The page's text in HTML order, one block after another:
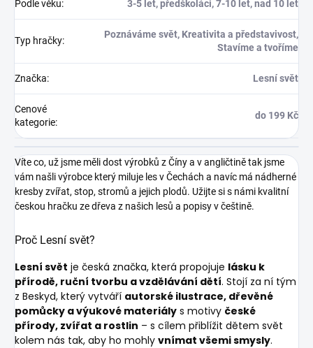
Podle věku: 3-5 let, předškoláci, 7-10 let, nad 10 let
Typ hračky:
Poznáváme svět, Kreativita a představivost,
Stavíme a tvoříme
Značka: Lesní svět
Cenové
kategorie:
do 199 Kč
Víte co, už jsme měli dost výrobků z Číny a v angličtině tak jsme
vám našli výrobce který miluje les v Čechách a navíc má nádherné
kresby zvířat, stop, stromů a jejich plodů. Užijte si s námi kvalitní
českou hračku ze dřeva z našich lesů a popisy v češtině.
Proč Lesní svět?
Lesní svět je česká značka, která propojuje lásku k
přírodě, ruční tvorbu a vzdělávání dětí. Stojí za ní tým
z Beskyd, který vytváří autorské ilustrace, dřevěné
pomůcky a výukové materiály s motivy české
přírody, zvířat a rostlin – s cílem přiblížit dětem svět
kolem nás tak, aby ho mohly vnímat všemi smysly.